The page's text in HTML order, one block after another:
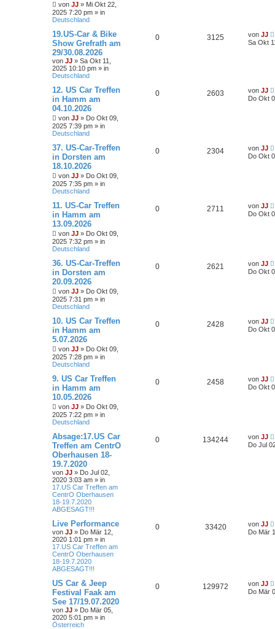
von JJ » Mi Okt 22,
2025 7:20 pm » in
Deutschland
19.US-Car & Bike
Show Grefrath am
29/30.08.2026
von JJ » Sa Okt 11,
2025 10:10 pm » in
Deutschland
0 3125 von JJ
Sa Okt
12. US Car Treffen
in Hamm am
04.10.2026
von JJ » Do Okt 09,
2025 7:39 pm » in
Deutschland
0 2603 von JJ
Do Okt
37. US-Car-Treffen
in Dorsten am
18.10.2026
von JJ » Do Okt 09,
2025 7:35 pm » in
Deutschland
0 2304 von JJ
Do Okt
11. US-Car Treffen
in Hamm am
13.09.2026
von JJ » Do Okt 09,
2025 7:32 pm » in
Deutschland
0 2711 von JJ
Do Okt
36. US-Car-Treffen
in Dorsten am
20.09.2026
von JJ » Do Okt 09,
2025 7:31 pm » in
Deutschland
0 2621 von JJ
Do Okt
10. US Car Treffen
in Hamm am
5.07.2026
von JJ » Do Okt 09,
2025 7:28 pm » in
Deutschland
0 2428 von JJ
Do Okt
9. US Car Treffen
in Hamm am
10.05.2026
von JJ » Do Okt 09,
2025 7:22 pm » in
Deutschland
0 2458 von JJ
Do Okt
Absage:17.US Car
Treffen am CentrO
Oberhausen 18-
19.7.2020
von JJ » Do Jul 02,
2020 3:03 am » in
17.US Car Treffen am
CentrO Oberhausen
18-19.7.2020
ABGESAGT!!!
0 134244 von JJ
Do Jul
Live Performance
von JJ » Do Mär 12,
2020 1:01 pm » in
17.US Car Treffen am
CentrO Oberhausen
18-19.7.2020
ABGESAGT!!!
0 33420 von JJ
Do Mär
US Car & Jeep
Festival Faak am
See 17/19.07.2020
von JJ » Do Mär 05,
2020 5:01 pm » in
Österreich
0 129972 von JJ
Do Mär